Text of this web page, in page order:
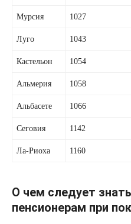
Мурсия 1027
Луго 1043
Кастельон 1054
Альмерия 1058
Альбасете 1066
Сеговия 1142
Ла-Риоха 1160
О чем следует
пенсионерам при